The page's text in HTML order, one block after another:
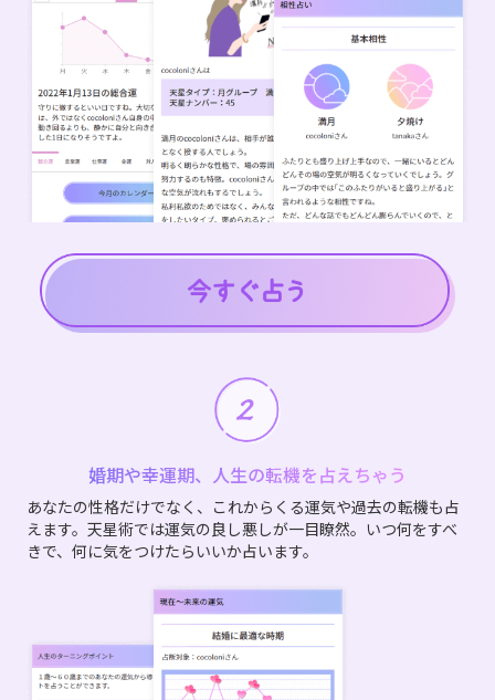
婚期や幸運期、人生の転機を占えちゃう
あなたの性格だけでなく、これからくる運気や過去の転機も占
えます。天星術では運気の良し悪しが一目瞭然。いつ何をすべ
きで、何に気をつけたらいいか占います。